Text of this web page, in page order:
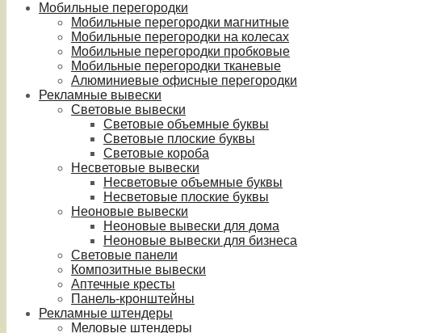
Мобильные перегородки
Мобильные перегородки магнитные
Мобильные перегородки на колесах
Мобильные перегородки пробковые
Мобильные перегородки тканевые
Алюминиевые офисные перегородки
Рекламные вывески
Световые вывески
Световые объемные буквы
Световые плоские буквы
Световые короба
Несветовые вывески
Несветовые объемные буквы
Несветовые плоские буквы
Неоновые вывески
Неоновые вывески для дома
Неоновые вывески для бизнеса
Световые панели
Композитные вывески
Аптечные кресты
Панель-кронштейны
Рекламные штендеры
Меловые штендеры